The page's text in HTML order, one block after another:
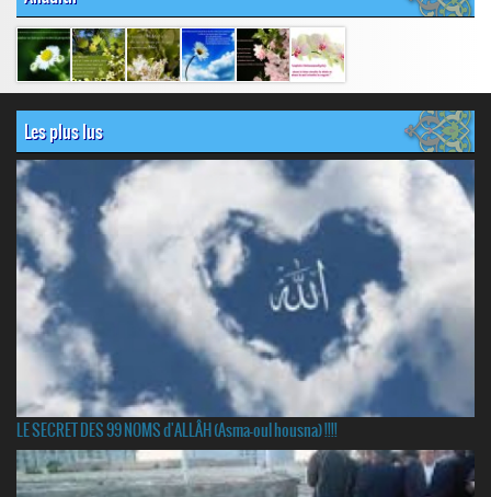
Les plus lus
LE SECRET DES 99 NOMS d'ALLÂH (Asma-oul housna) !!!!